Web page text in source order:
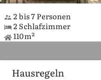
2 bis 7 Personen
2 Schlafzimmer
110m²
Hausregeln